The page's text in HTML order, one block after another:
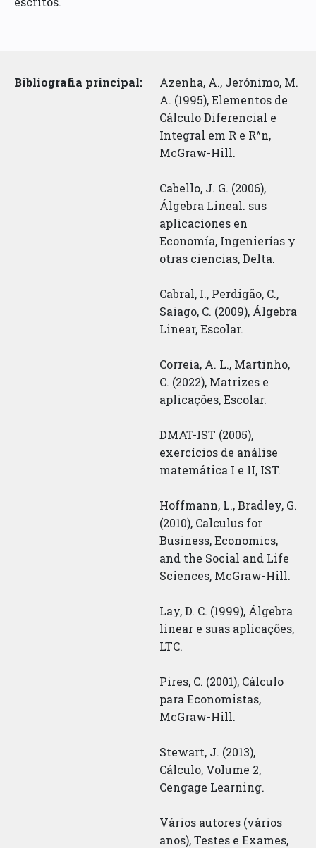
Bibliografia principal:
Azenha, A., Jerónimo, M.
A. (1995), Elementos de
Cálculo Diferencial e
Integral em R e R^n,
McGraw-Hill.
Cabello, J. G. (2006),
Álgebra Lineal. sus
aplicaciones en
Economía, Ingenierías y
otras ciencias, Delta.
Cabral, I., Perdigão, C.,
Saiago, C. (2009), Álgebra
Linear, Escolar.
Correia, A. L., Martinho,
C. (2022), Matrizes e
aplicações, Escolar.
DMAT-IST (2005),
exercícios de análise
matemática I e II, IST.
Hoffmann, L., Bradley, G.
(2010), Calculus for
Business, Economics,
and the Social and Life
Sciences, McGraw-Hill.
Lay, D. C. (1999), Álgebra
linear e suas aplicações,
LTC.
Pires, C. (2001), Cálculo
para Economistas,
McGraw-Hill.
Stewart, J. (2013),
Cálculo, Volume 2,
Cengage Learning.
Vários autores (vários
anos), Testes e Exames,